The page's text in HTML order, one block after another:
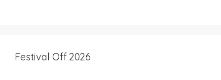
Festival Off 2026